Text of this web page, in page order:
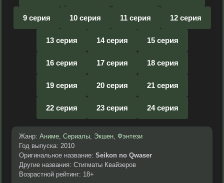
9 серия 10 серия 11 серия 12 серия
13 серия 14 серия 15 серия
16 серия 17 серия 18 серия
19 серия 20 серия 21 серия
22 серия 23 серия 24 серия
Жанр: Аниме, Сериалы, Экшен, Фэнтези
Год выпуска: 2010
Оригинальное название: Seikon no Qwaser
Другие названия: Стигматы Квайзеров
Возрастной рейтинг: 18+